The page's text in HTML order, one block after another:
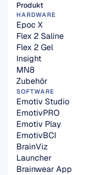
Produkt
HARDWARE
Epoc X
Flex 2 Saline
Flex 2 Gel
Insight
MN8
Zubehör
SOFTWARE
Emotiv Studio
EmotivPRO
Emotiv Play
EmotivBCI
BrainViz
Launcher
Brainwear App